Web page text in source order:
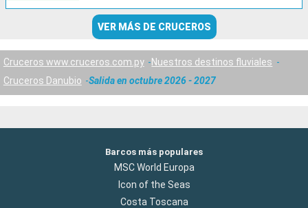
VER MÁS DE CRUCEROS
Cruceros www.cruceros.com.py
Nuestros destinos fluviales
Cruceros Danubio
Salida en octubre 2026 - 2027
Barcos más populares
MSC World Europa
Icon of the Seas
Costa Toscana